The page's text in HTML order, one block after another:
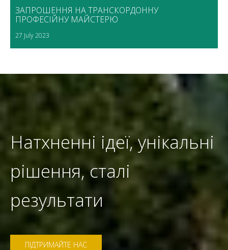
ЗАПРОШЕННЯ НА ТРАНСКОРДОННУ
ПРОФЕСІЙНУ МАЙСТЕРЮ
27 July 2023
Натхненні ідеї, унікальні
рішення, сталі
результати
ПІДТРИМАЙТЕ НАС